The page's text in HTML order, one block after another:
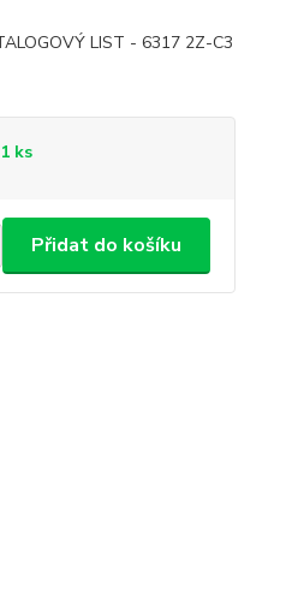
LIST - 6317 2Z-C3
ks
Přidat do košíku